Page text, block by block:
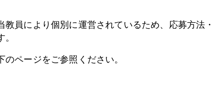
員により個別に運営されているため、応募方法・
ページをご参照ください。